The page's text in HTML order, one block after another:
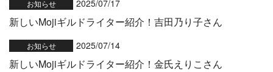
お知らせ 2025/07/17
新しいMojiギルドライター紹介！吉田乃り子さん
お知らせ 2025/07/14
新しいMojiギルドライター紹介！金氏えりこさん